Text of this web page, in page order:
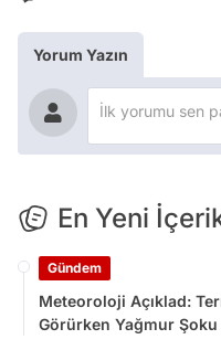
Yorum Yazın
En Yeni
Gündem
Meteoroloji Açıklad:
Görürken Yağmur Şoku